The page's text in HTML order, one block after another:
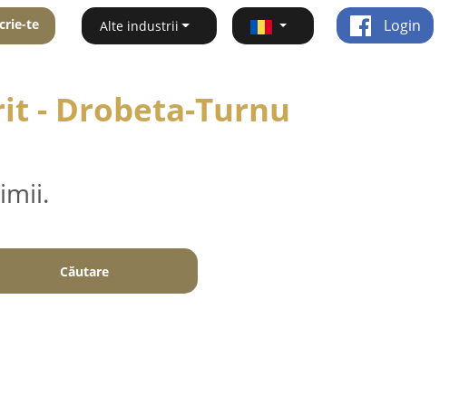
te Alte industrii Login
- Drobeta-Turnu
Căutare